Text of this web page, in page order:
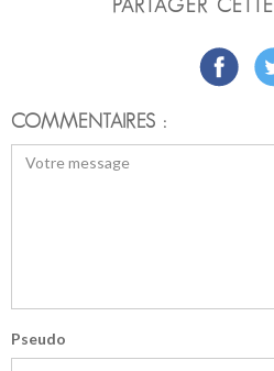
PARTAGER
COMMENTAIRES :
Pseudo